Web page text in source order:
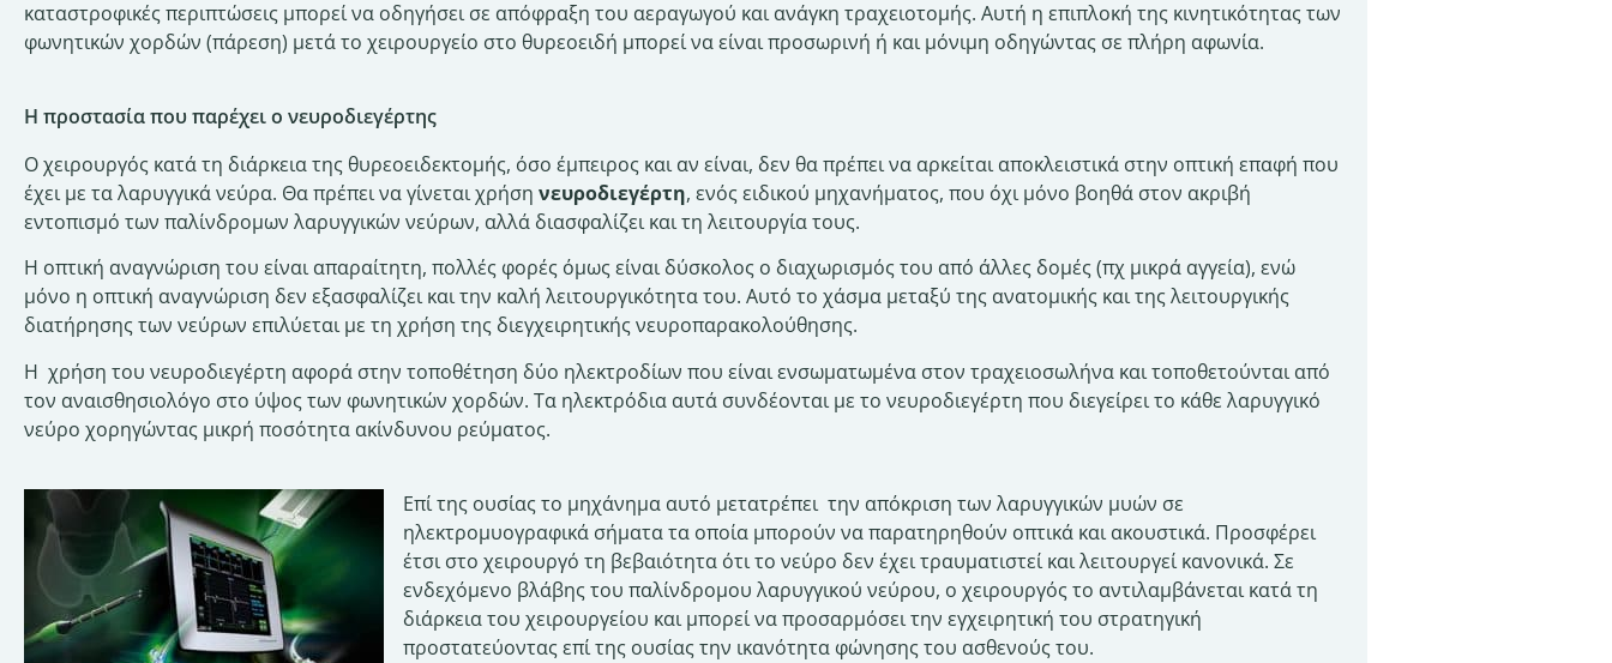
καταστροφικές περιπτώσεις μπορεί να οδηγήσει σε απόφραξη του αεραγωγού και ανάγκη τραχειοτομής. Αυτή η επιπλοκή της κινητικότητας των
φωνητικών χορδών (πάρεση) μετά το χειρουργείο στο θυρεοειδή μπορεί να είναι προσωρινή ή και μόνιμη οδηγώντας σε πλήρη αφωνία.
Η προστασία που παρέχει ο νευροδιεγέρτης
Ο χειρουργός κατά τη διάρκεια της θυρεοειδεκτομής, όσο έμπειρος και αν είναι, δεν θα πρέπει να αρκείται αποκλειστικά στην οπτική επαφή που
έχει με τα λαρυγγικά νεύρα. Θα πρέπει να γίνεται χρήση νευροδιεγέρτη, ενός ειδικού μηχανήματος, που όχι μόνο βοηθά στον ακριβή
εντοπισμό των παλίνδρομων λαρυγγικών νεύρων, αλλά διασφαλίζει και τη λειτουργία τους.
Η οπτική αναγνώριση του είναι απαραίτητη, πολλές φορές όμως είναι δύσκολος ο διαχωρισμός του από άλλες δομές (πχ μικρά αγγεία), ενώ
μόνο η οπτική αναγνώριση δεν εξασφαλίζει και την καλή λειτουργικότητα του. Αυτό το χάσμα μεταξύ της ανατομικής και της λειτουργικής
διατήρησης των νεύρων επιλύεται με τη χρήση της διεγχειρητικής νευροπαρακολούθησης.
Η χρήση του νευροδιεγέρτη αφορά στην τοποθέτηση δύο ηλεκτροδίων που είναι ενσωματωμένα στον τραχειοσωλήνα και τοποθετούνται από
τον αναισθησιολόγο στο ύψος των φωνητικών χορδών. Τα ηλεκτρόδια αυτά συνδέονται με το νευροδιεγέρτη που διεγείρει το κάθε λαρυγγικό
νεύρο χορηγώντας μικρή ποσότητα ακίνδυνου ρεύματος.
Επί της ουσίας το μηχάνημα αυτό μετατρέπει την απόκριση των λαρυγγικών μυών σε
ηλεκτρομυογραφικά σήματα τα οποία μπορούν να παρατηρηθούν οπτικά και ακουστικά. Προσφέρει
έτσι στο χειρουργό τη βεβαιότητα ότι το νεύρο δεν έχει τραυματιστεί και λειτουργεί κανονικά. Σε
ενδεχόμενο βλάβης του παλίνδρομου λαρυγγικού νεύρου, ο χειρουργός το αντιλαμβάνεται κατά τη
διάρκεια του χειρουργείου και μπορεί να προσαρμόσει την εγχειρητική του στρατηγική
προστατεύοντας επί της ουσίας την ικανότητα φώνησης του ασθενούς του.